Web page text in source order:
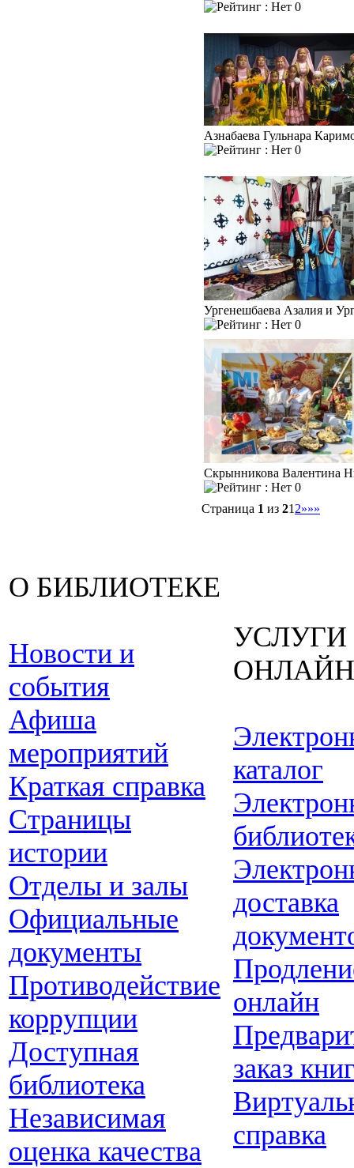
0
Азнабаева Гульнара
0
Ургенешбаева Азалия и
0
Скрынникова Валентина
0
Страница 1 из 21 2»»»
О БИБЛИОТЕКЕ
Новости и
события
Афиша
мероприятий
Краткая справка
Страницы
истории
Отделы и залы
Официальные
документы
Противодействие
коррупции
Доступная
библиотека
Независимая
оценка качества
УСЛУГИ
ОНЛАЙН
каталог
доставка
онлайн
заказ
справка